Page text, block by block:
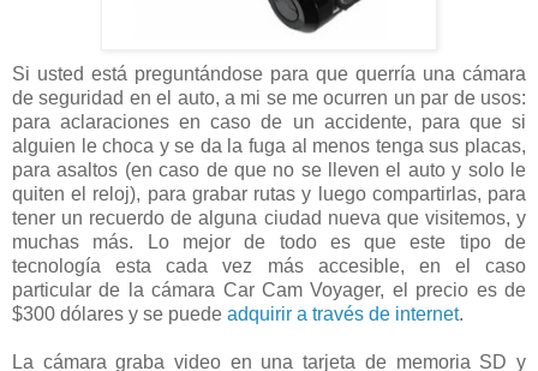
Si usted está preguntándose para que querría una cámara
de seguridad en el auto, a mi se me ocurren un par de usos:
para aclaraciones en caso de un accidente, para que si
alguien le choca y se da la fuga al menos tenga sus placas,
para asaltos (en caso de que no se lleven el auto y solo le
quiten el reloj), para grabar rutas y luego compartirlas, para
tener un recuerdo de alguna ciudad nueva que visitemos, y
muchas más. Lo mejor de todo es que este tipo de
tecnología esta cada vez más accesible, en el caso
particular de la cámara Car Cam Voyager, el precio es de
$300 dólares y se puede adquirir a través de internet.
La cámara graba video en una tarjeta de memoria SD y